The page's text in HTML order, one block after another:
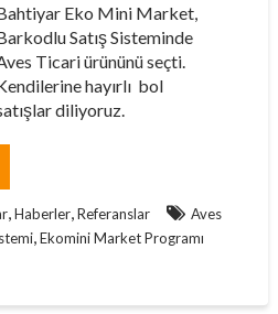
Eko Mini Market,
Satış Sisteminde
Ticari ürününü seçti.
hayırlı bol
diliyoruz.
,Haberler,Referanslar
Aves
,Ekomini Market Programı